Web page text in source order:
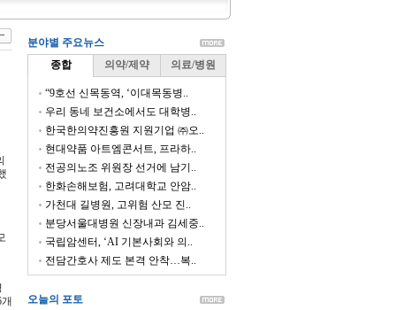
분야별 주요뉴스
종합
의약/제약 의료/병원
“9호선 신목동역, ‘이대목동병..
우리 동네 보건소에서도 대학병..
한국한의약진흥원 지원기업 ㈜오..
현대약품 아트엠콘서트, 프라하..
전공의노조 위원장 선거에 남기..
한화손해보험, 고려대학교 안암..
가천대 길병원, 고위험 산모 진..
분당서울대병원 신장내과 김세중..
국립암센터, ‘AI 기본사회와 의..
전담간호사 제도 본격 안착…복..
오늘의 포토